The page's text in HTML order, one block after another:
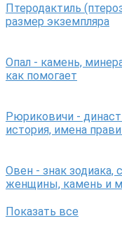
Птеродактиль
размер экземпляра
Опал - камень,
как помогает
Рюриковичи -
история, имена
Овен - знак
женщины, камень и
Показать все